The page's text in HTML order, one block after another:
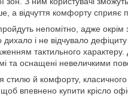
а відчуття комфорту сприяє
пройдуть непомітно, адже
дихало і не відчувало
тактильного характеру.
та оснащені невеличкими
й комфорту, класичного
впевнено купити крісло